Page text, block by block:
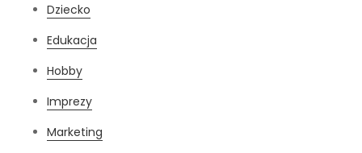
Dziecko
Edukacja
Hobby
Imprezy
Marketing